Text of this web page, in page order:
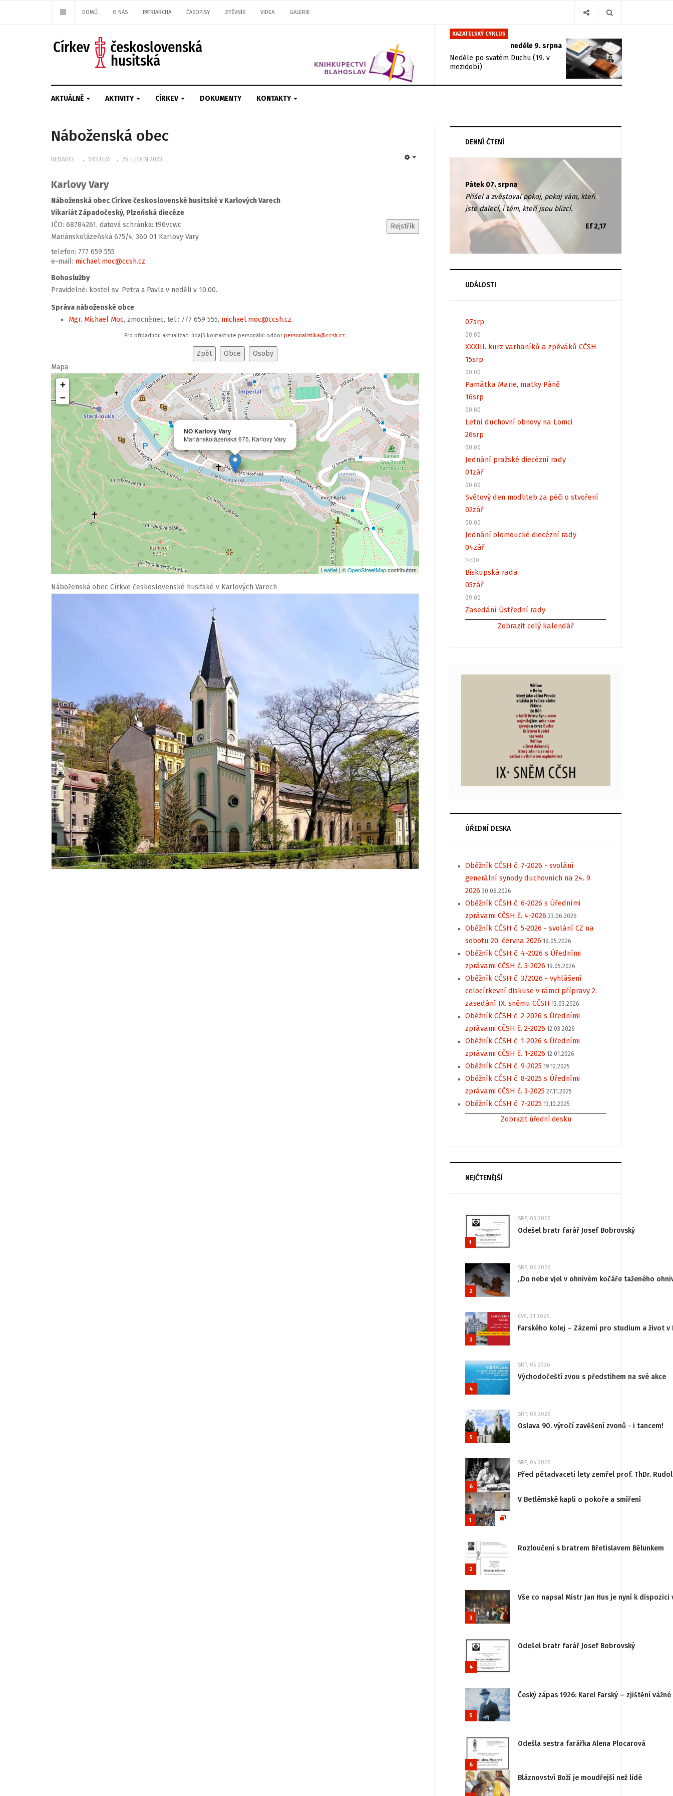
DOMŮ O NÁS PATRIARCHA ČASOPISY ZPĚVNÍK VIDEA GALERIE
KAZATELSKÝ CYKLUS
neděle 9. srpna
Neděle po svatém Duchu (19. v
mezidobí)
AKTUÁLNĚ AKTIVITY CÍRKEV DOKUMENTY KONTAKTY
Náboženská obec
REDAKCE SYSTEM 25. LEDEN 2023
Karlovy Vary
Náboženská obec Církve československé husitské v Karlových Varech
Vikariát Západočeský, Plzeňská diecéze
IČO: 68784261, datová schránka: t96vcwc
Mariánskolázeňská 675/4, 360 01 Karlovy Vary
telefon: 777 659 555
e-mail: michael.moc@ccsh.cz
Bohoslužby
Pravidelné: kostel sv. Petra a Pavla v neděli v 10:00.
Správa náboženské obce
Mgr. Michael Moc, zmocněnec, tel.: 777 659 555, michael.moc@ccsh.cz
Pro případnou aktualizaci údajů kontaktujte personální odbor personalistika@ccsh.cz.
Mapa
NO Karlovy Vary
Mariánskolázeňská 675, Karlovy Vary
×
+
−
Leaflet | ©OpenStreetMapcontributors
Náboženská obec Církve československé husitské v Karlových Varech
DENNÍ ČTENÍ
Pátek 07. srpna
Přišel a zvěstoval pokoj, pokoj vám, kteří
jste dalecí, i těm, kteří jsou blízcí.
Ef 2,17
UDÁLOSTI
07srp
00:00
XXXIII. kurz varhaníků a zpěváků CČSH
15srp
00:00
Památka Marie, matky Páně
16srp
00:00
Letní duchovní obnovy na Lomci
26srp
00:00
Jednání pražské diecézní rady
01zář
00:00
Světový den modliteb za péči o stvoření
02zář
00:00
Jednání olomoucké diecézní rady
04zář
14:00
Biskupská rada
05zář
09:00
Zasedání Ústřední rady
Zobrazit celý kalendář
ÚŘEDNÍ DESKA
Oběžník CČSH č. 7-2026 - svolání
generální synody duchovních na 24. 9.
2026 30.06.2026
Oběžník CČSH č. 6-2026 s Úředními
zprávami CČSH č. 4-2026 23.06.2026
Oběžník CČSH č. 5-2026 - svolání CZ na
sobotu 20. června 2026 19.05.2026
Oběžník CČSH č. 4-2026 s Úředními
zprávami CČSH č. 3-2026 19.05.2026
Oběžník CČSH č. 3/2026 - vyhlášení
celocírkevní diskuse v rámci přípravy 2.
zasedání IX. sněmu CČSH 13.03.2026
Oběžník CČSH č. 2-2026 s Úředními
zprávami CČSH č. 2-2026 12.03.2026
Oběžník CČSH č. 1-2026 s Úředními
zprávami CČSH č. 1-2026 12.01.2026
Oběžník CČSH č. 9-2025 19.12.2025
Oběžník CČSH č. 8-2025 s Úředními
zprávami CČSH č. 3-2025 27.11.2025
Oběžník CČSH č. 7-2025 13.10.2025
Zobrazit úřední desku
NEJČTENĚJŠÍ
1
SRP, 03 2026
Odešel bratr farář Josef Bobrovský
2
SRP, 06 2026
„Do nebe vjel v ohnivém kočáře taženého
3
ČVC, 31 2026
Farského kolej – Zázemí pro studium a život v
4
SRP, 05 2026
Východočeští zvou s předstihem na své akce
5
SRP, 03 2026
Oslava 90. výročí zavěšení zvonů - i tancem!
6
SRP, 04 2026
Před pětadvaceti lety zemřel prof. ThDr.
1
V Betlémské kapli o pokoře a smíření
2
Rozloučení s bratrem Břetislavem Bělunkem
3
Vše co napsal Mistr Jan Hus je nyní k
4
Odešel bratr farář Josef Bobrovský
5
Český zápas 1926: Karel Farský – zjištění
6
Odešla sestra farářka Alena Plocarová
Bláznovství Boží je moudřejší než lidé